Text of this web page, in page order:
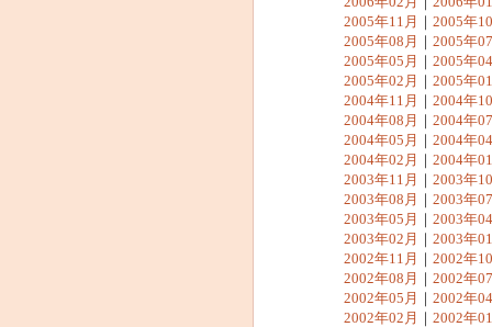
2005年11月 ｜ 2005年
2005年08月 ｜ 2005年
2005年05月 ｜ 2005年
2005年02月 ｜ 2005年
2004年11月 ｜ 2004年
2004年08月 ｜ 2004年
2004年05月 ｜ 2004年
2004年02月 ｜ 2004年
2003年11月 ｜ 2003年
2003年08月 ｜ 2003年
2003年05月 ｜ 2003年
2003年02月 ｜ 2003年
2002年11月 ｜ 2002年
2002年08月 ｜ 2002年
2002年05月 ｜ 2002年
2002年02月 ｜ 2002年